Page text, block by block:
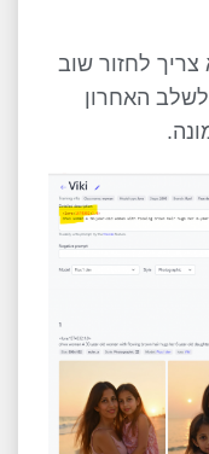
לחזור שוב
האחרון